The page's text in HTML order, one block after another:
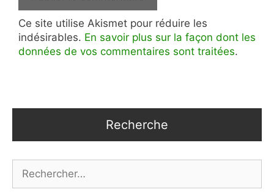
Ce site utilise Akismet pour réduire les
indésirables. En savoir plus sur la façon dont les
données de vos commentaires sont traitées.
Recherche